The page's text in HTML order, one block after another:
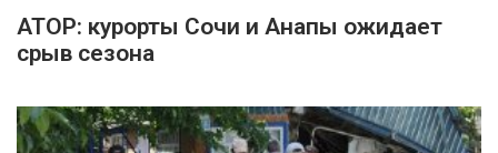
АТОР: курорты Сочи и Анапы ожидает
срыв сезона